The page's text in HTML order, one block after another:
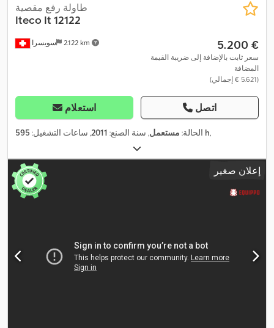
سويسرا 2.122 km
طاولة رفع مقصية
Iteco It 12122
‏5.200 €
سعر ثابت بالإضافة إلى ضريبة القيمة
المضافة
(‏5.621 € إجمالي)
استعلام اتصل
الحالة: مستعمل, سنة الصنع: 2011, ساعات التشغيل: 595 h,
إعلان صغير